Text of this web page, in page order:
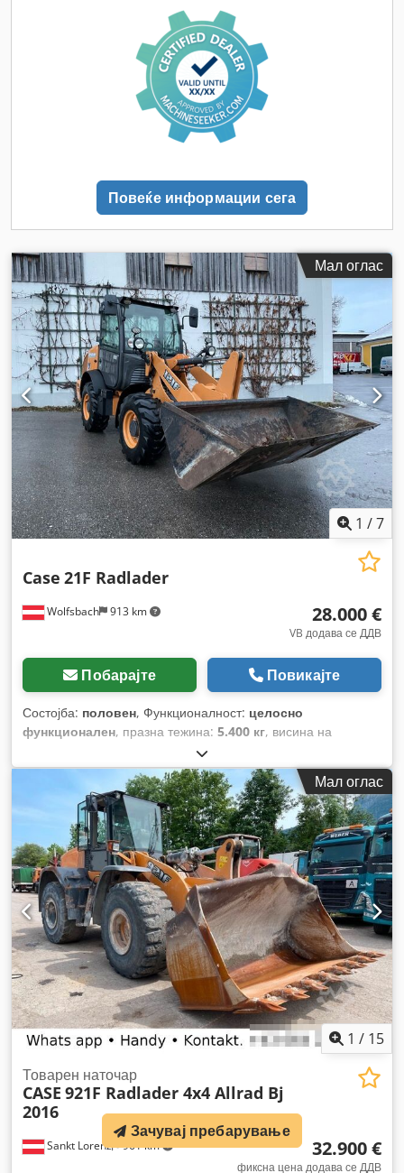
Повеќе информации сега
Мал оглас
1 /7
Wolfsbach 913 km
Case 21F Radlader
28.000 €
VB додава се ДДВ
Побарајте Повикајте
Состојба: половен, Функционалност: целосно
функционален, празна тежина: 5.400 кг, висина на
, Година на изградба:
часови:2.081 h, вкупна должина:5.550 мм, градежна
2.500 мм, тип на погон:Diesel Motor , градежна
ширина:
1.950 мм
Мал оглас
1 / 15
Sankt Lorenz 961 km
Товарен наточар
CASE 921F Radlader 4x4 Allrad Bj
2016
32.900 €
фиксна цена додава се ДДВ
Зачувај пребарување